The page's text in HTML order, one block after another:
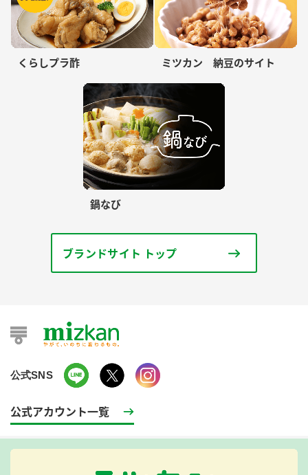
くらしプラ酢 ミツカン 納豆のサイト
鍋なび
ブランドサイト トップ
公式SNS
公式アカウント一覧